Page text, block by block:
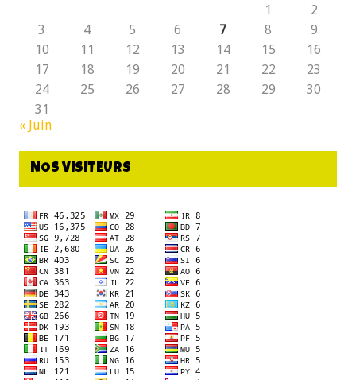
1
2
3
4 5 6 7 8
9
10
11 12 13 14 15
16
17
18 19 20 21 22
23
24
25 26 27 28 29
30
31
« Juin
NOS VISITEURS